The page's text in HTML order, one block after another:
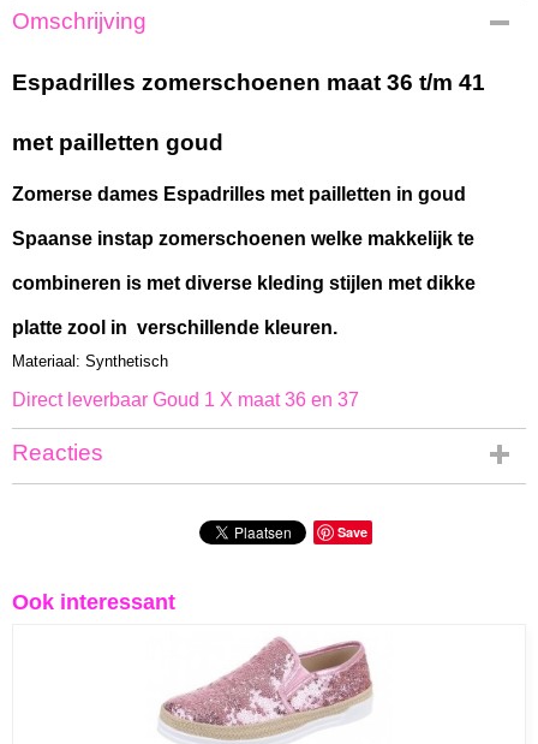
Productcode
S-52-GZ-6917
1,50 Kg
Omschrijving
Espadrilles zomerschoenen maat 36 t/m 41
met pailletten goud
Zomerse dames Espadrilles met pailletten in goud
Spaanse instap zomerschoenen welke makkelijk te
combineren is met diverse kleding stijlen met dikke
platte zool in verschillende kleuren.
Materiaal: Synthetisch
Direct leverbaar Goud 1 X maat 36 en 37
Reacties
Save
Ook interessant